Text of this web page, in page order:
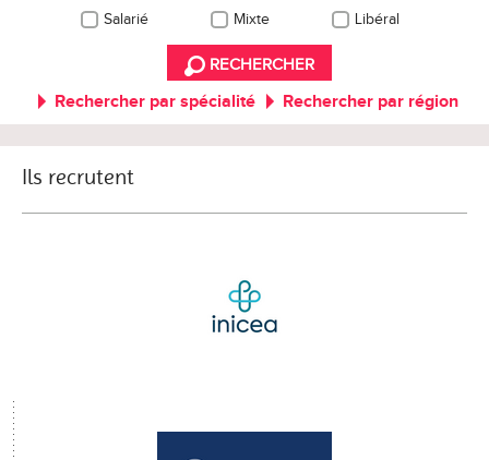
Salarié Mixte Libéral
RECHERCHER
Rechercher par spécialité Rechercher par région
Ils recrutent